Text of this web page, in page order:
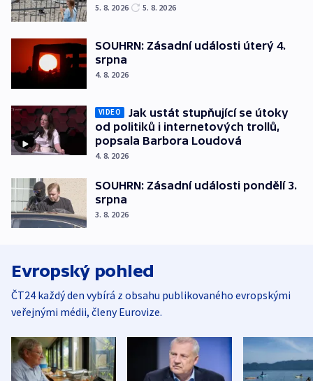
5. 8. 2026 5. 8. 2026
SOUHRN: Zásadní události úterý 4.
srpna
4. 8. 2026
VIDEO
Jak ustát stupňující se útoky
od politiků i internetových trollů,
popsala Barbora Loudová
4. 8. 2026
SOUHRN: Zásadní události pondělí 3.
srpna
3. 8. 2026
Evropský pohled
ČT24 každý den vybírá z obsahu publikovaného evropskými
veřejnými médii, členy Eurovize.